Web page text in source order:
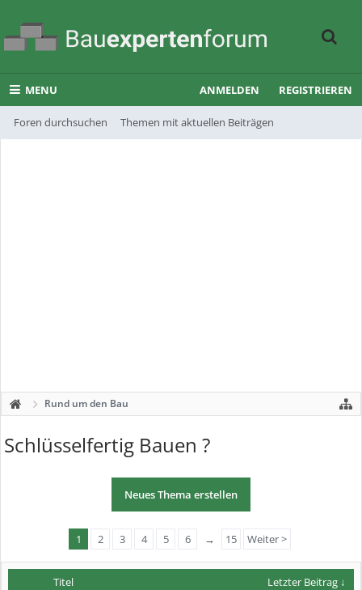
MENU
Foren durchsuchen Themen mit aktuellen Beiträgen
ANMELDEN REGISTRIEREN
Rund um den Bau
Schlüsselfertig Bauen ?
Neues Thema erstellen
1 2 3 4 5 6 → 15 Weiter >
Titel Letzter Beitrag ↓